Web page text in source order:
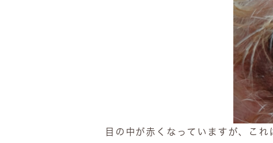
目の中が赤くなっていますが、こ